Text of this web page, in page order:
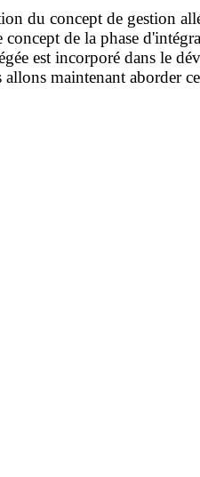
du concept de gestion
concept de la phase
est incorporé dans le
maintenant aborder